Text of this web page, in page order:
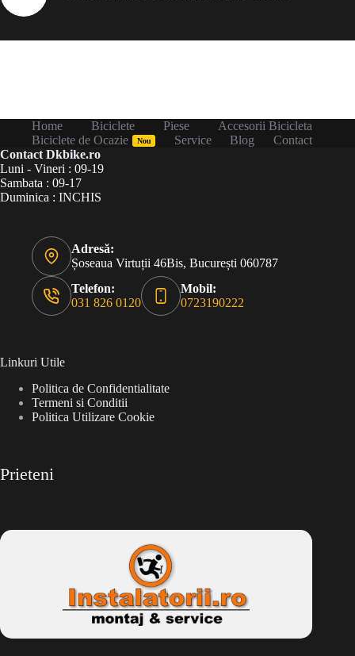
Home Biciclete Piese
Accesorii Bicicleta
Biciclete de Ocazie
Nou Service Blog
Contact
Contact Dkbike.ro
Luni - Vineri : 09-19
Sambata : 09-17
Duminica : INCHIS
Adresă:
Șoseaua Virtuții 46Bis, București 060787
Telefon:
031 826 0120
Mobil:
0723190222
Linkuri Utile
Politica de Confidentialitate
Termeni si Conditii
Politica Utilizare Cookie
Prieteni